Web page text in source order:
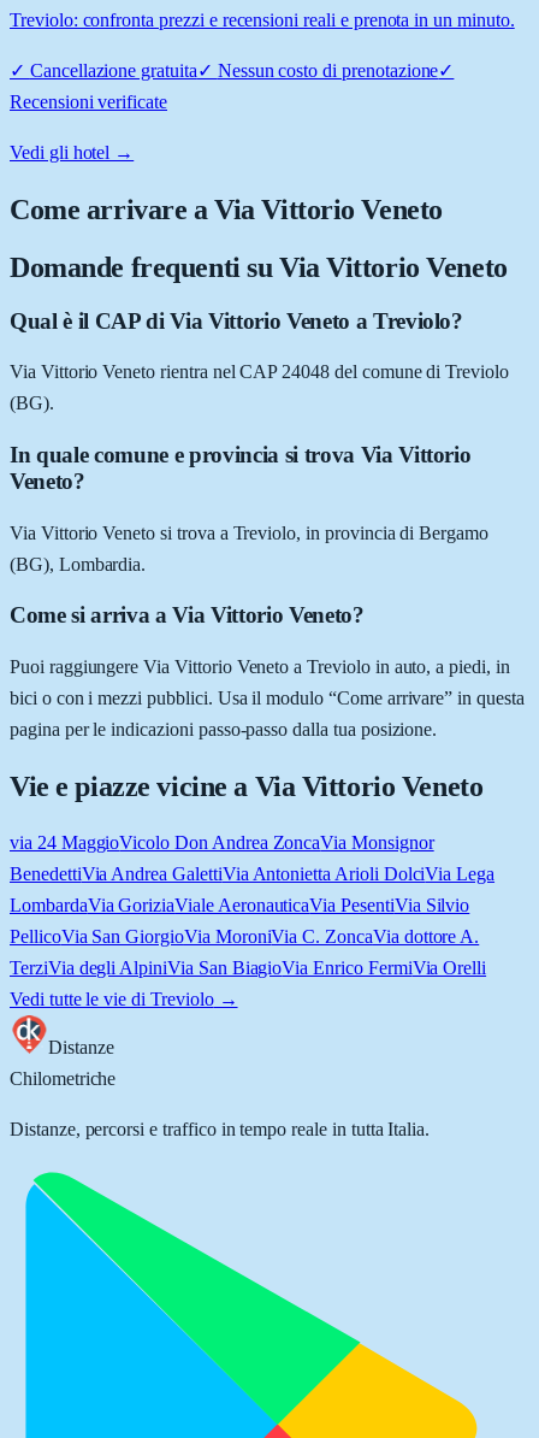
Treviolo: confronta prezzi e recensioni reali e prenota in un minuto.
✓ Cancellazione gratuita✓ Nessun costo di prenotazione✓
Recensioni verificate
Vedi gli hotel →
Come arrivare aVia Vittorio Veneto
Domande frequenti su Via Vittorio Veneto
Qual è il CAP di Via Vittorio Veneto a Treviolo?
Via Vittorio Veneto rientra nel CAP 24048 del comune di Treviolo
(BG).
In quale comune e provincia si trova Via Vittorio
Veneto?
Via Vittorio Veneto si trova a Treviolo, in provincia di Bergamo
(BG), Lombardia.
Come si arriva a Via Vittorio Veneto?
Puoi raggiungere Via Vittorio Veneto a Treviolo in auto, a piedi, in
bici o con i mezzi pubblici. Usa il modulo “Come arrivare” in questa
pagina per le indicazioni passo-passo dalla tua posizione.
Vie e piazze vicine a Via Vittorio Veneto
via 24 MaggioVicolo Don Andrea ZoncaVia Monsignor
BenedettiVia Andrea GalettiVia Antonietta Arioli DolciVia Lega
LombardaVia GoriziaViale AeronauticaVia PesentiVia Silvio
PellicoVia San GiorgioVia MoroniVia C. ZoncaVia dottore A.
TerziVia degli AlpiniVia San BiagioVia Enrico FermiVia Orelli
Vedi tutte le vie di Treviolo→
Distanze
Chilometriche
Distanze, percorsi e traffico in tempo reale in tutta Italia.